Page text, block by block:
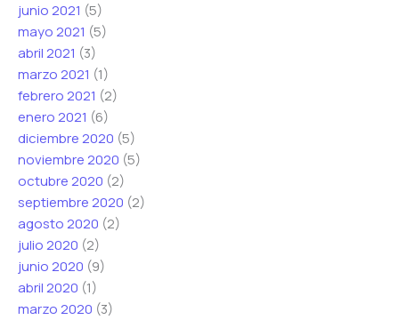
junio 2021 (5)
mayo 2021 (5)
abril 2021 (3)
marzo 2021 (1)
febrero 2021 (2)
enero 2021 (6)
diciembre 2020 (5)
noviembre 2020 (5)
octubre 2020 (2)
septiembre 2020 (2)
agosto 2020 (2)
julio 2020 (2)
junio 2020 (9)
abril 2020 (1)
marzo 2020 (3)